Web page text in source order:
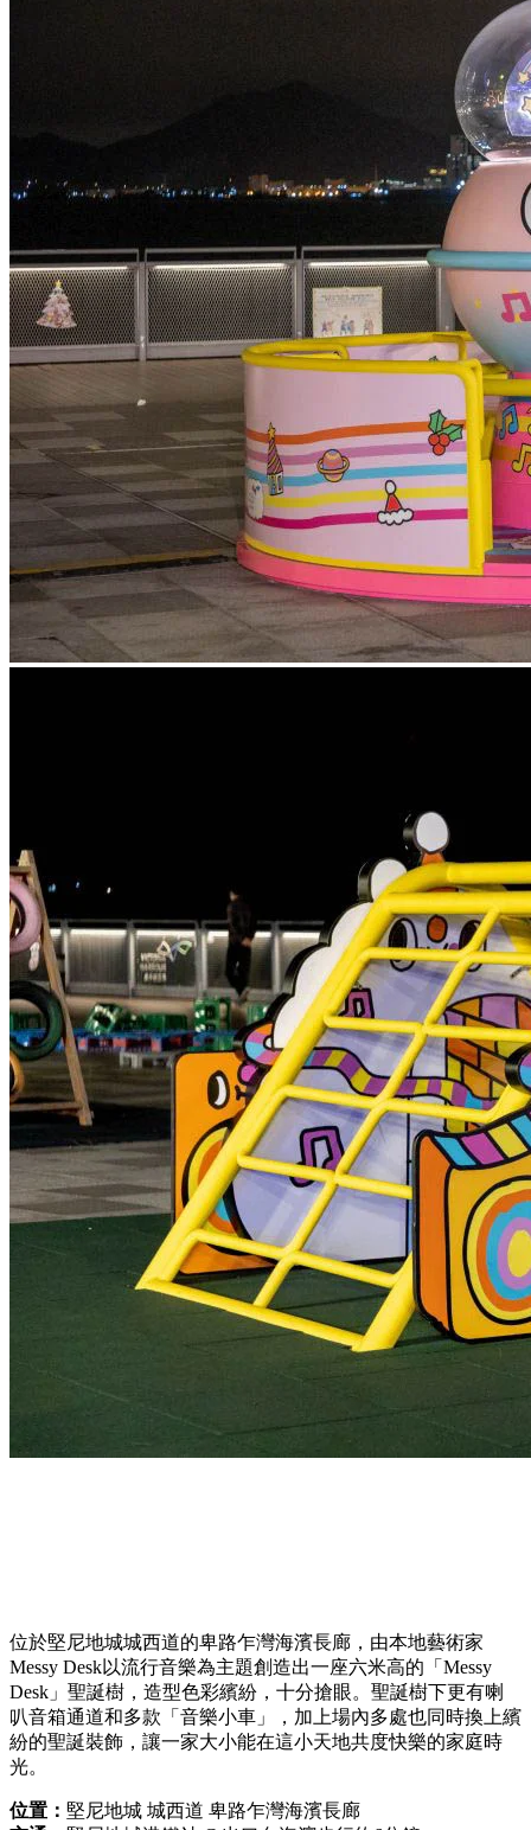
位於堅尼地城城西道的卑路乍灣海濱長廊，由本地藝術家
Messy Desk以流行音樂為主題創造出一座六米高的「Messy
Desk」聖誕樹，造型色彩繽紛，十分搶眼。聖誕樹下更有喇
叭音箱通道和多款「音樂小車」，加上場內多處也同時換上繽
紛的聖誕裝飾，讓一家大小能在這小天地共度快樂的家庭時
光。
位置： 堅尼地城 城西道 卑路乍灣海濱長廊